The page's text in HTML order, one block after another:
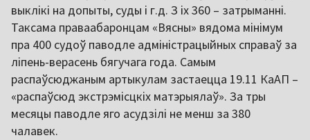
выклікі на допыты, суды і г.д. З іх 360 – затрыманні.
Таксама праваабаронцам «Вясны» вядома мінімум
пра 400 судоў паводле адміністрацыйных справаў за
ліпень-верасень бягучага года. Самым
распаўсюджаным артыкулам застаецца 19.11 КаАП –
«распаўсюд экстрэмісцкіх матэрыялаў». За тры
месяцы паводле яго асудзілі не менш за 380
чалавек.